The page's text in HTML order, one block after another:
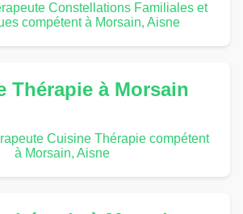
Constellations Familiales et
compétent à Morsain, Aisne
Thérapie à Morsain
Cuisine Thérapie compétent
à Morsain, Aisne